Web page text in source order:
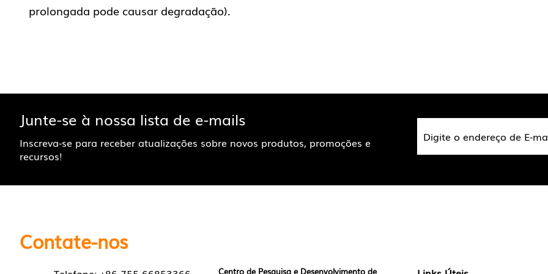
prolongada pode causar degradação).
Junte-se à nossa lista de e-mails
Inscreva-se para receber atualizações sobre novos produtos, promoções e
recursos!
Contate-nos
Centro de Pesquisa e Desenvolvimento de